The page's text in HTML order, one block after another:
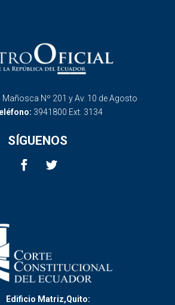
Mañosca Nº 201 y Av. 10 de Agosto
3941800 Ext. 3134
SÍGUENOS
Edificio Matriz,Quito: